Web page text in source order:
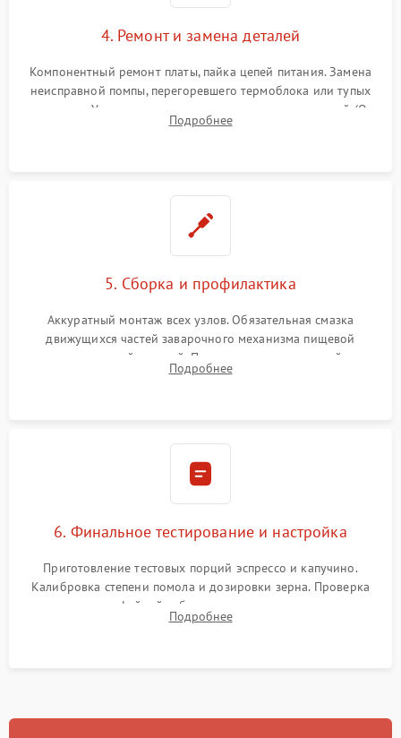
4. Ремонт и замена деталей
Компонентный ремонт платы, пайка цепей питания. Замена
неисправной помпы, перегоревшего термоблока или тупых
жерновов. Установка новых силиконовых уплотнителей (O-
ring) и тефлоновых трубок для надежного устранения
Подробнее
5. Сборка и профилактика
Аккуратный монтаж всех узлов. Обязательная смазка
движущихся частей заварочного механизма пищевой
силиконовой смазкой. Проведение программной
декальцинации и очистки системы от кофейных масел.
Подробнее
6. Финальное тестирование и настройка
Приготовление тестовых порций эспрессо и капучино.
Калибровка степени помола и дозировки зерна. Проверка
плотности кофейной таблетки, температуры напитка и
качества молочной пены. Контроль отсутствия посторонних
Подробнее